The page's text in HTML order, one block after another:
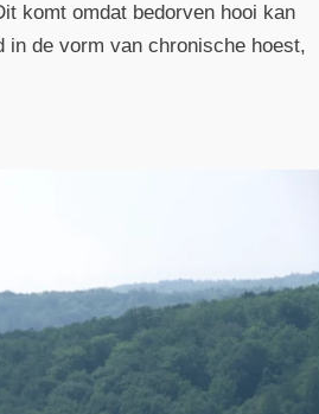
komt omdat bedorven hooi kan
in de vorm van chronische hoest,